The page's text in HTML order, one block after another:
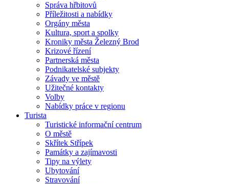
Správa hřbitovů
Příležitosti a nabídky
Orgány města
Kultura, sport a spolky
Kroniky města Železný Brod
Krizové řízení
Partnerská města
Podnikatelské subjekty
Závady ve městě
Užitečné kontakty
Volby
Nabídky práce v regionu
Turista
Turistické informační centrum
O městě
Skřítek Střípek
Památky a zajímavosti
Tipy na výlety
Ubytování
Stravování